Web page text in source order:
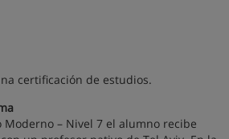
certificación de estudios.
Moderno – Nivel 7 el alumno recibe